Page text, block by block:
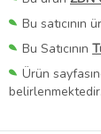
Bu satıcının
Bu Satıcının
Ürün
belirlenmektedir.